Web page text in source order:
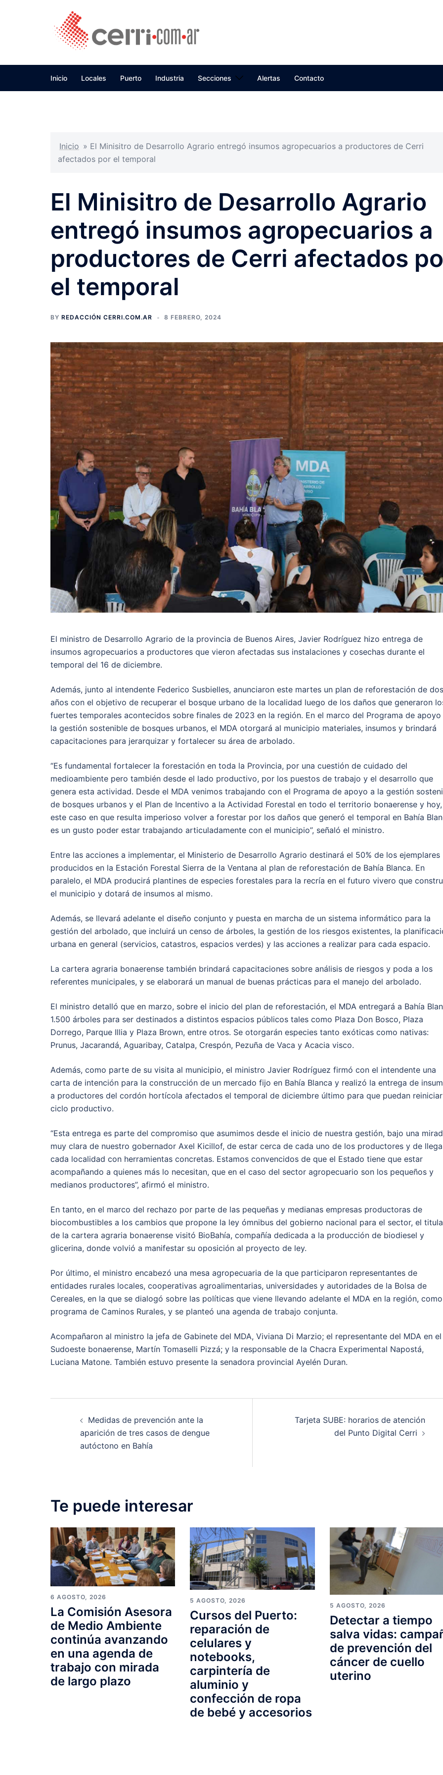
Inicio Locales Puerto Industria Secciones Alertas Contacto
Inicio » El Minisitro de Desarrollo Agrario entregó insumos agropecuarios a productores de Cerri
afectados por el temporal
El Minisitro de Desarrollo Agrario
entregó insumos agropecuarios a
productores de Cerri afectados
el temporal
BY REDACCIÓN CERRI.COM.AR 8 FEBRERO, 2024
El ministro de Desarrollo Agrario de la provincia de Buenos Aires, Javier Rodríguez hizo entrega de
insumos agropecuarios a productores que vieron afectadas sus instalaciones y cosechas durante el
temporal del 16 de diciembre.
Además, junto al intendente Federico Susbielles, anunciaron este martes un plan de reforestación de dos
años con el objetivo de recuperar el bosque urbano de la localidad luego de los daños que generaron
fuertes temporales acontecidos sobre finales de 2023 en la región. En el marco del Programa de apoyo
la gestión sostenible de bosques urbanos, el MDA otorgará al municipio materiales, insumos y brindará
capacitaciones para jerarquizar y fortalecer su área de arbolado.
“Es fundamental fortalecer la forestación en toda la Provincia, por una cuestión de cuidado del
medioambiente pero también desde el lado productivo, por los puestos de trabajo y el desarrollo que
genera esta actividad. Desde el MDA venimos trabajando con el Programa de apoyo a la gestión
de bosques urbanos y el Plan de Incentivo a la Actividad Forestal en todo el territorio bonaerense y
este caso en que resulta imperioso volver a forestar por los daños que generó el temporal en Bahía
es un gusto poder estar trabajando articuladamente con el municipio”, señaló el ministro.
Entre las acciones a implementar, el Ministerio de Desarrollo Agrario destinará el 50% de los ejemplares
producidos en la Estación Forestal Sierra de la Ventana al plan de reforestación de Bahía Blanca. En
paralelo, el MDA producirá plantines de especies forestales para la recría en el futuro vivero que
el municipio y dotará de insumos al mismo.
Además, se llevará adelante el diseño conjunto y puesta en marcha de un sistema informático para la
gestión del arbolado, que incluirá un censo de árboles, la gestión de los riesgos existentes, la
urbana en general (servicios, catastros, espacios verdes) y las acciones a realizar para cada espacio.
La cartera agraria bonaerense también brindará capacitaciones sobre análisis de riesgos y poda a los
referentes municipales, y se elaborará un manual de buenas prácticas para el manejo del arbolado.
El ministro detalló que en marzo, sobre el inicio del plan de reforestación, el MDA entregará a Bahía
1.500 árboles para ser destinados a distintos espacios públicos tales como Plaza Don Bosco, Plaza
Dorrego, Parque Illia y Plaza Brown, entre otros. Se otorgarán especies tanto exóticas como nativas:
Prunus, Jacarandá, Aguaribay, Catalpa, Crespón, Pezuña de Vaca y Acacia visco.
Además, como parte de su visita al municipio, el ministro Javier Rodríguez firmó con el intendente una
carta de intención para la construcción de un mercado fijo en Bahía Blanca y realizó la entrega de
a productores del cordón hortícola afectados el temporal de diciembre último para que puedan
ciclo productivo.
“Esta entrega es parte del compromiso que asumimos desde el inicio de nuestra gestión, bajo una
muy clara de nuestro gobernador Axel Kicillof, de estar cerca de cada uno de los productores y de
cada localidad con herramientas concretas. Estamos convencidos de que el Estado tiene que estar
acompañando a quienes más lo necesitan, que en el caso del sector agropecuario son los pequeños y
medianos productores”, afirmó el ministro.
En tanto, en el marco del rechazo por parte de las pequeñas y medianas empresas productoras de
biocombustibles a los cambios que propone la ley ómnibus del gobierno nacional para el sector, el
de la cartera agraria bonaerense visitó BioBahía, compañía dedicada a la producción de biodiesel y
glicerina, donde volvió a manifestar su oposición al proyecto de ley.
Por último, el ministro encabezó una mesa agropecuaria de la que participaron representantes de
entidades rurales locales, cooperativas agroalimentarias, universidades y autoridades de la Bolsa de
Cereales, en la que se dialogó sobre las políticas que viene llevando adelante el MDA en la región,
programa de Caminos Rurales, y se planteó una agenda de trabajo conjunta.
Acompañaron al ministro la jefa de Gabinete del MDA, Viviana Di Marzio; el representante del MDA en el
Sudoeste bonaerense, Martín Tomaselli Pizzá; y la responsable de la Chacra Experimental Napostá,
Luciana Matone. También estuvo presente la senadora provincial Ayelén Duran.
navigation
Medidas de prevención ante la
aparición de tres casos de dengue
autóctono en Bahía
Tarjeta SUBE: horarios de atención
del Punto Digital Cerri
Te puede interesar
6 AGOSTO, 2026
La Comisión Asesora
de Medio Ambiente
continúa avanzando
en una agenda de
trabajo con mirada
de largo plazo
5 AGOSTO, 2026
Cursos del Puerto:
reparación de
celulares y
notebooks,
carpintería de
aluminio y
confección de ropa
de bebé y accesorios
5 AGOSTO, 2026
Detectar a tiempo
salva vidas:
de prevención del
cáncer de cuello
uterino